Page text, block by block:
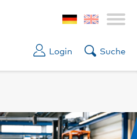
Login Suche